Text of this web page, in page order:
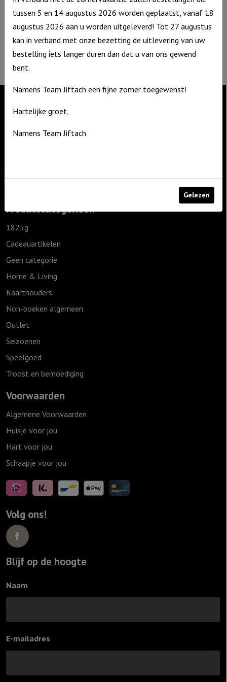
3861 NA Nijkerk
T: 06 – 4188 1025
info@jiftach.nl
KVK nr: 60086041
BTW nr: NL8537.59.820.B01
Contact
De Zagerij 1
Productcategorieën
1825g
Cadeauartikelen
Geen categorie
Home & Living
Kaarthouders
Non-boeken algemeen
Outlet
Seizoenen
Speelgoed
Troost en bemoediging
Voorwaarden
Algemene Voorwaarden
Huisje voor jou
Hart voor jou
Schaapje voor jou
Volg ons!
Blijf op de hoogte
Naam
E-mailadres
tussen 5 en 14 augustus 2026 worden geplaatst, vanaf 18
augustus 2026 aan u worden uitgeleverd! Tot 27 augustus
kan in verband met onze bezetting de uitlevering van uw
bestelling iets langer duren dan dat u van ons gewend
bent.
Namens Team Jiftach een fijne zomer toegewenst!
Hartelijke groet,
Namens Team Jiftach
Gelezen